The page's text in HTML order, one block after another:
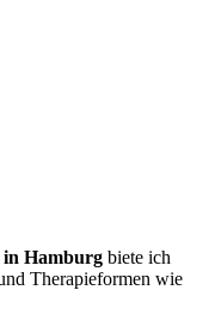
Hamburg biete ich
Therapieformen wie